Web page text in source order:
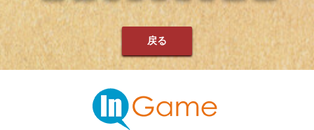
戻る